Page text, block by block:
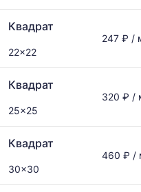
Квадрат
22x22
247 ₽ /
Квадрат
25x25
320 ₽ /
Квадрат
30x30
460 ₽ /